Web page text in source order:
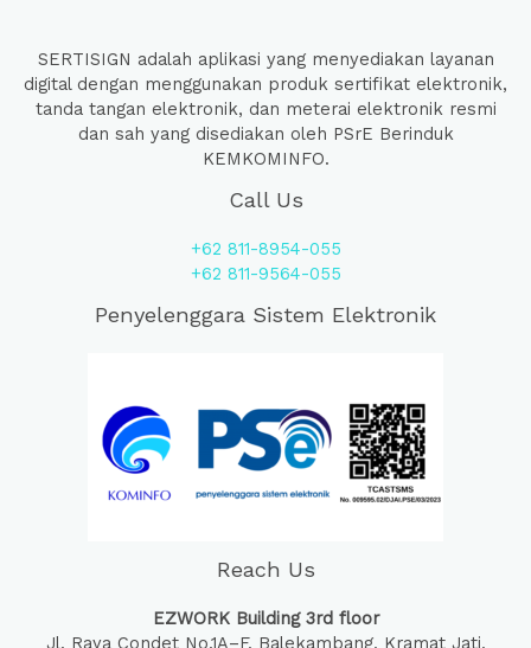
SERTISIGN adalah aplikasi yang menyediakan layanan
digital dengan menggunakan produk sertifikat elektronik,
tanda tangan elektronik, dan meterai elektronik resmi
dan sah yang disediakan oleh PSrE Berinduk
KEMKOMINFO.
Call Us
+62 811-8954-055
+62 811-9564-055
Penyelenggara Sistem Elektronik
Reach Us
EZWORK Building 3rd floor
Jl. Raya Condet No.1A–F, Balekambang, Kramat Jati,